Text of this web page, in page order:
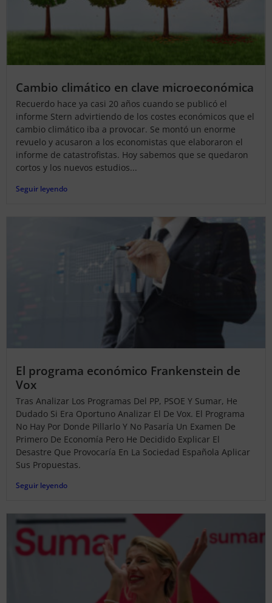
Cambio climático en clave microeconómica
Recuerdo hace ya casi 20 años cuando se publicó el
informe Stern advirtiendo de los costes económicos que el
cambio climático iba a provocar. Se montó un enorme
revuelo y acusaron a los economistas que elaboraron el
informe de catastrofistas. Hoy sabemos que se quedaron
cortos y los nuevos estudios...
Seguir leyendo
El programa económico Frankenstein de
Vox
Tras Analizar Los Programas Del PP, PSOE Y Sumar, He
Dudado Si Era Oportuno Analizar El De Vox. El Programa
No Hay Por Donde Pillarlo Y No Pasaría Un Examen De
Primero De Economía Pero He Decidido Explicar El
Desastre Que Provocaría En La Sociedad Española Aplicar
Sus Propuestas.
Seguir leyendo